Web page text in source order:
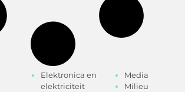
Elektronica en
elektriciteit
Media
Milieu